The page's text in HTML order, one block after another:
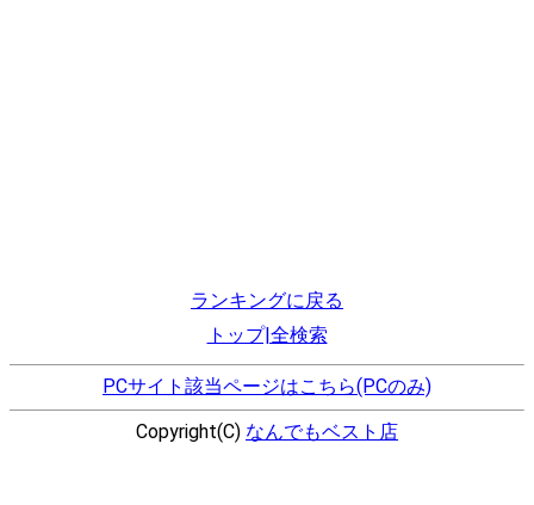
ランキングに戻る
トップ|全検索
PCサイト該当ページはこちら(PCのみ)
Copyright(C) なんでもベスト店